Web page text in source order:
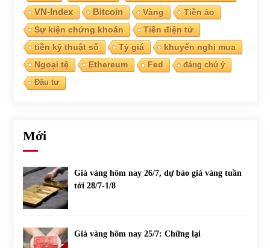
VN-Index Bitcoin Vàng
Tiền ảo
Sự kiện chứng khoán
Tiền điện tử
tiền kỹ thuật số
Tỷ giá
khuyến nghị mua
Ngoại tệ
Ethereum Fed
đáng chú ý
Đầu tư
Mới
Giá vàng hôm nay 26/7, dự báo giá vàng tuần
tới 28/7-1/8
Giá vàng hôm nay 25/7: Chững lại